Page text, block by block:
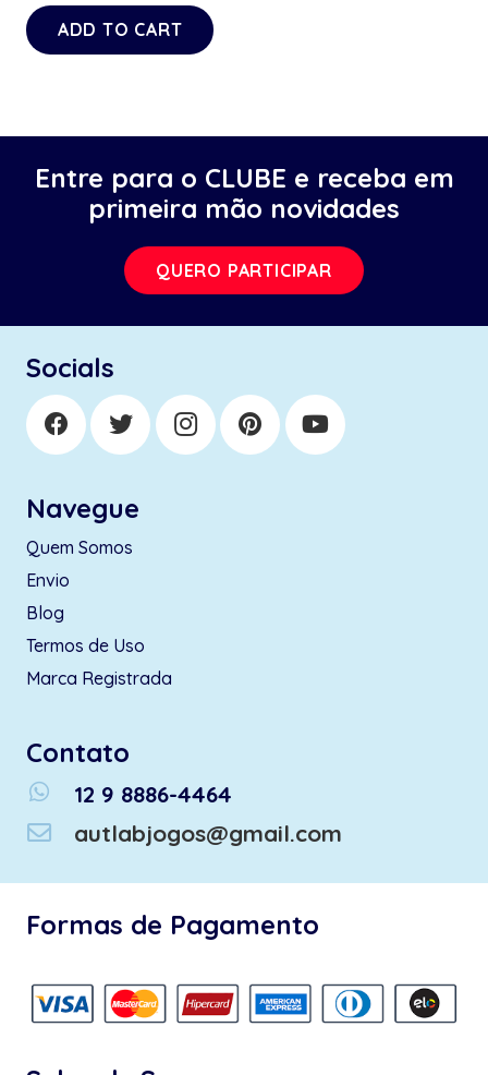
ADD TO CART
Entre para o CLUBE e receba em
primeira mão novidades
QUERO PARTICIPAR
Socials
Navegue
Quem Somos
Envio
Blog
Termos de Uso
Marca Registrada
Contato
whatsapp
12 9 8886-4464
autlabjogos@gmail.com
Formas de Pagamento